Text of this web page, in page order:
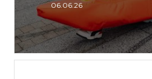
06.06.26